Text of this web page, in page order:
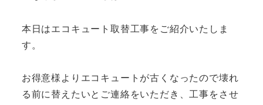
本日はエコキュート取替工事をご紹介いたしま
す。
お得意様よりエコキュートが古くなったので壊れ
る前に替えたいとご連絡をいただき、工事をさせ